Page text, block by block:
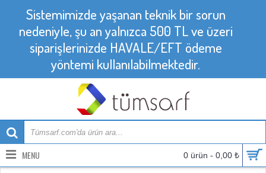
Sistemimizde yaşanan teknik bir sorun
nedeniyle, şu an yalnızca 500 TL ve üzeri
siparişlerinizde HAVALE/EFT ödeme
yöntemi kullanılabilmektedir.
0 ürün - 0,00 ₺
MENU